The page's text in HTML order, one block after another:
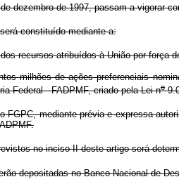
dezembro de 1997, passam a vigorar
constituído mediante a:
recursos atribuídos à União por força
milhões de ações preferenciais
Federal - FADPMF, criado pela Lei no
mediante prévia e expressa
no inciso II deste artigo será
depositadas no Banco Nacional de